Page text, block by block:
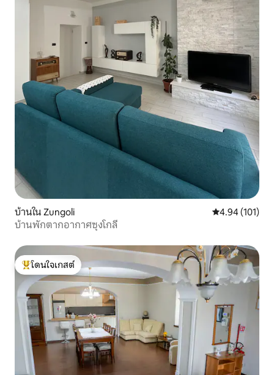
บ้านใน Zungoli คะแนนเฉลี่ย
4.94 (101)
บ้านพักตากอากาศซุงโกลี
โดนใจเกสต์ที่สุด
โดนใจเกสต์